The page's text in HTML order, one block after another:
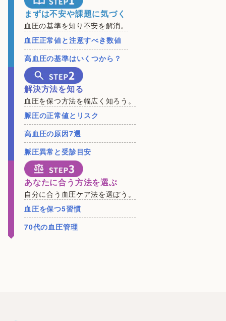
まずは不安や課題に気づく
血圧の基準を知り不安を解消。
血圧正常値と注意すべき数値
高血圧の基準はいくつから？
解決方法を知る
血圧を保つ方法を幅広く知ろう。
脈圧の正常値とリスク
高血圧の原因7選
脈圧異常と受診目安
あなたに合う方法を選ぶ
自分に合う血圧ケア法を選ぼう。
血圧を保つ5習慣
70代の血圧管理